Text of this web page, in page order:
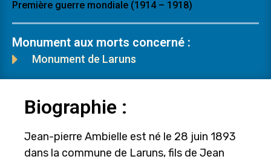
Première guerre mondiale (1914 – 1918)
Monument aux morts concerné :
Monument de Laruns
Biographie :
Jean-pierre Ambielle est né le 28 juin 1893
dans la commune de Laruns, fils de Jean